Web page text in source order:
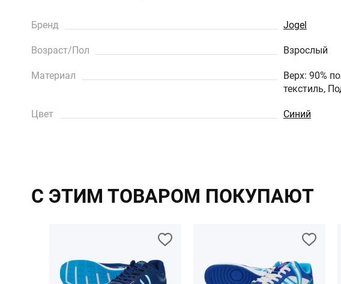
Бренд Jogel
Возраст/Пол Взрослый
Материал
Верх: 90%
текстиль,
Цвет Синий
С ЭТИМ ТОВАРОМ ПОКУПАЮТ